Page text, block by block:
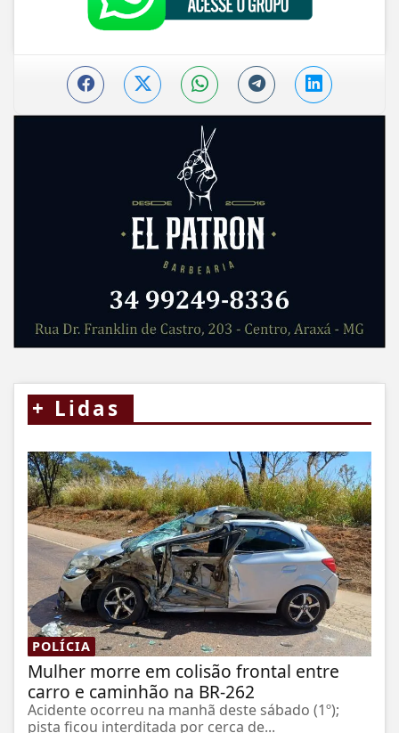
+ Lidas
POLÍCIA
Mulher morre em colisão frontal entre
carro e caminhão na BR-262
Acidente ocorreu na manhã deste sábado (1º);
pista ficou interditada por cerca de...